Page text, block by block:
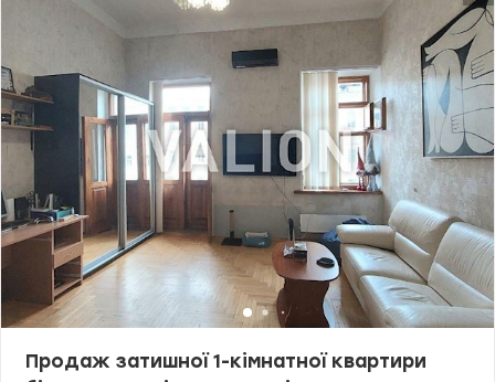
Поруч знаходиться Ботанічний сад, магазини, кафе, навчальні
заклади, парк та зручна транспортна розв’язка. Будинок
являється памʼяткою архітектури. Центр. Шевченківський район.
Ціна- 76000 у.о. Світлана, тел. 096-126-02-44 valion.ua/1150651
Продаж затишної 1-кімнатної квартири